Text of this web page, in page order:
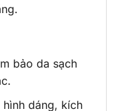
bảo da sạch
dáng, kích